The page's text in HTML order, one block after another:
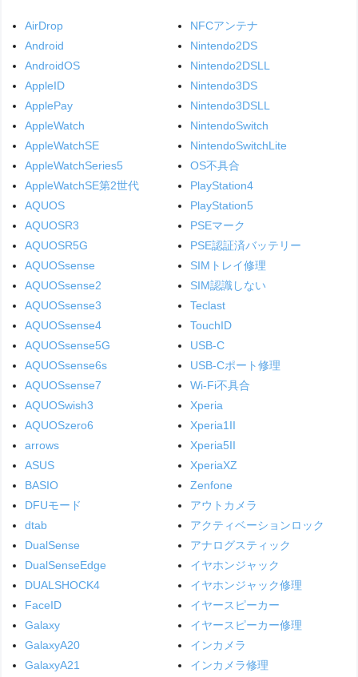
AirDrop
Android
AndroidOS
AppleID
ApplePay
AppleWatch
AppleWatchSE
AppleWatchSeries5
AppleWatchSE第2世代
AQUOS
AQUOSR3
AQUOSR5G
AQUOSsense
AQUOSsense2
AQUOSsense3
AQUOSsense4
AQUOSsense5G
AQUOSsense6s
AQUOSsense7
AQUOSwish3
AQUOSzero6
arrows
ASUS
BASIO
DFUモード
dtab
DualSense
DualSenseEdge
DUALSHOCK4
FaceID
Galaxy
GalaxyA20
GalaxyA21
NFCアンテナ
Nintendo2DS
Nintendo2DSLL
Nintendo3DS
Nintendo3DSLL
NintendoSwitch
NintendoSwitchLite
OS不具合
PlayStation4
PlayStation5
PSEマーク
PSE認証済バッテリー
SIMトレイ修理
SIM認識しない
Teclast
TouchID
USB-C
USB-Cポート修理
Wi-Fi不具合
Xperia
Xperia1II
Xperia5II
XperiaXZ
Zenfone
アウトカメラ
アクティベーションロック
アナログスティック
イヤホンジャック
イヤホンジャック修理
イヤースピーカー
イヤースピーカー修理
インカメラ
インカメラ修理